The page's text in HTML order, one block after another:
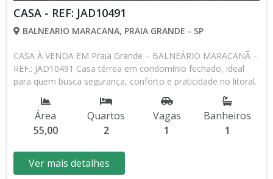
CASA - REF: JAD10491
BALNEARIO MARACANA, PRAIA GRANDE - SP
CASA À VENDA EM Praia Grande – BALNEÁRIO MARACANÃ –
REF.: JAD10491 Casa térrea em condomínio fechado, ideal
para quem busca segurança, conforto e praticidade no litoral.
Imóvel semi-mobiliado e pronto para morar! Valor: R$
265.000,00 Aceita Financiamento Bancário Detalhes do
Imóvel: • 2 dormitórios • Sala confortável • Cozinha funcional •
1 banheiro social • Área de serviço • 1 vaga de garagem •
útil: 55,00 m² Área total: 80,00 m² Condomínio: R$ 0,01 IPTU:
R$ 150,00 Diferenciais: Localizada no bairro Balneário
Área
55,00
Quartos
2
Vagas
1
Banheiros
1
Ver mais detalhes